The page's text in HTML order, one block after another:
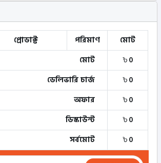
প্রোডাক্ট পরিমাণ
মোট
মোট
৳0
ডেলিভারি চার্জ
৳0
অফার
৳0
ডিস্কাউন্ট
৳0
সর্বমোট
৳0